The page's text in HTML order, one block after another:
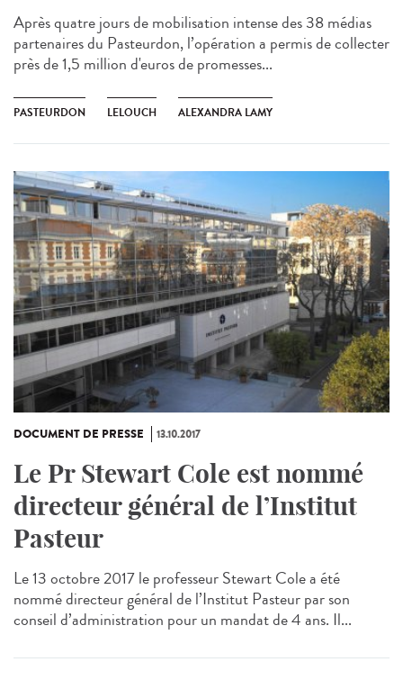
Après quatre jours de mobilisation intense des 38 médias
partenaires du Pasteurdon, l’opération a permis de collecter
près de 1,5 million d'euros de promesses...
PASTEURDON LELOUCH ALEXANDRA LAMY
DOCUMENT DE PRESSE 13.10.2017
Le Pr Stewart Cole est nommé
directeur général de l’Institut
Pasteur
Le 13 octobre 2017 le professeur Stewart Cole a été
nommé directeur général de l’Institut Pasteur par son
conseil d’administration pour un mandat de 4 ans. Il...